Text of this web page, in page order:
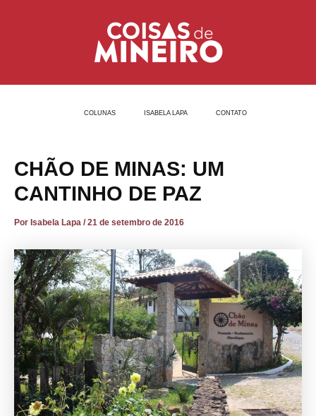
COLUNAS ISABELA LAPA CONTATO
CHÃO DE MINAS: UM
CANTINHO DE PAZ
Por Isabela Lapa /21 de setembro de 2016